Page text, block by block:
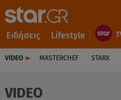
Ειδήσεις Lifestyle
VIDEO MASTERCHEF STARX
VIDEO